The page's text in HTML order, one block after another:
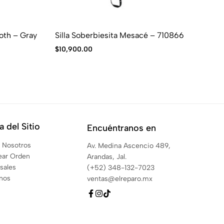
– Gray Silla Soberbiesita Mesacé – 710866
$10,900.00
del Sitio
Nosotros
Orden
Encuéntranos en
Av. Medina Ascencio 489,
Arandas, Jal.
(+52) 348-132-7023
ventas@elreparo.mx